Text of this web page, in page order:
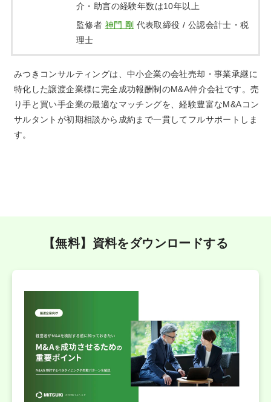
介・助言の経験年数は10年以上
監修者 神門 剛 代表取締役 / 公認会計士・税
理士
みつきコンサルティングは、中小企業の会社売却・事業承継に
特化した譲渡企業様に完全成功報酬制のM&A仲介会社です。売
り手と買い手企業の最適なマッチングを、経験豊富なM&Aコン
サルタントが初期相談から成約まで一貫してフルサポートしま
す。
【無料】資料をダウンロードする